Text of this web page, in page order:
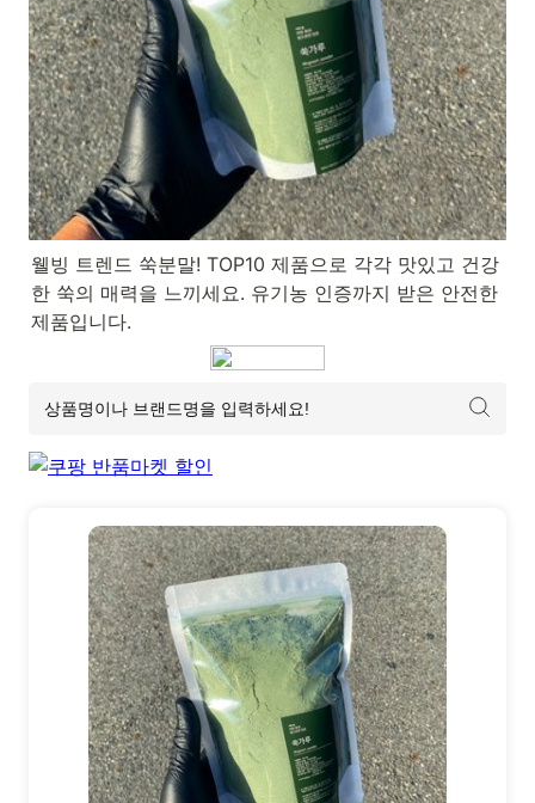
웰빙 트렌드 쑥분말! TOP10 제품으로 각각 맛있고 건강
한 쑥의 매력을 느끼세요. 유기농 인증까지 받은 안전한
제품입니다.